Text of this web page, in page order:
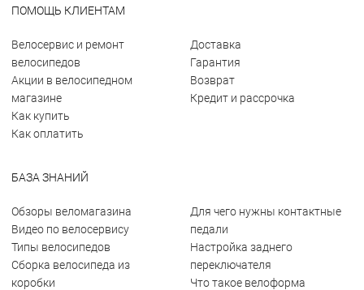
ПОМОЩЬ КЛИЕНТАМ
Велосервис и ремонт
велосипедов
Акции в велосипедном
магазине
Как купить
Как оплатить
Доставка
Гарантия
Возврат
Кредит и рассрочка
БАЗА ЗНАНИЙ
Обзоры веломагазина
Видео по велосервису
Типы велосипедов
Сборка велосипеда из
коробки
Для чего нужны контактные
педали
Настройка заднего
переключателя
Что такое велоформа